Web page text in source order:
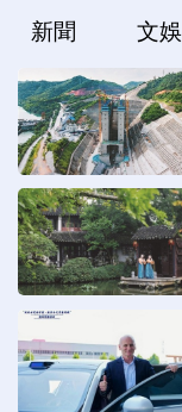
新聞 文娛